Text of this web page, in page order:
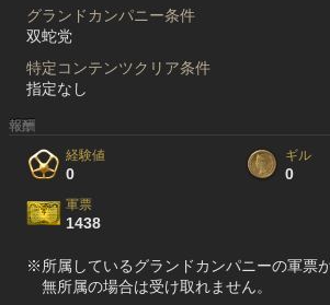
グランドカンパニー条件
双蛇党
特定コンテンツクリア条件
指定なし
報酬
経験値
0
ギル
0
軍票
1438
※所属しているグランドカンパニーの軍票
無所属の場合は受け取れません。